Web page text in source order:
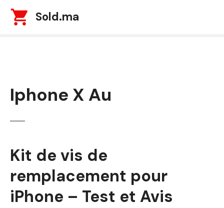
Sold.ma
Iphone X Au
Kit de vis de
remplacement pour
iPhone – Test et Avis